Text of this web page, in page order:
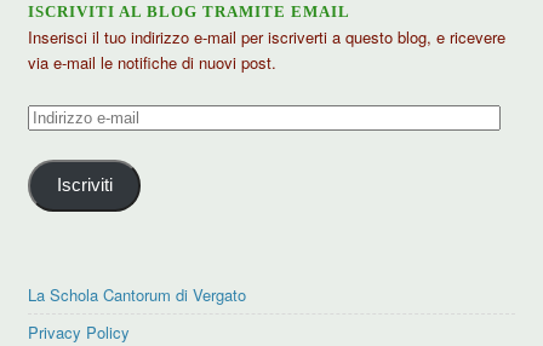
ISCRIVITI AL BLOG TRAMITE EMAIL
Inserisci il tuo indirizzo e-mail per iscriverti a questo blog, e ricevere
via e-mail le notifiche di nuovi post.
Indirizzo
mail
Iscriviti
La Schola Cantorum di Vergato
Privacy Policy